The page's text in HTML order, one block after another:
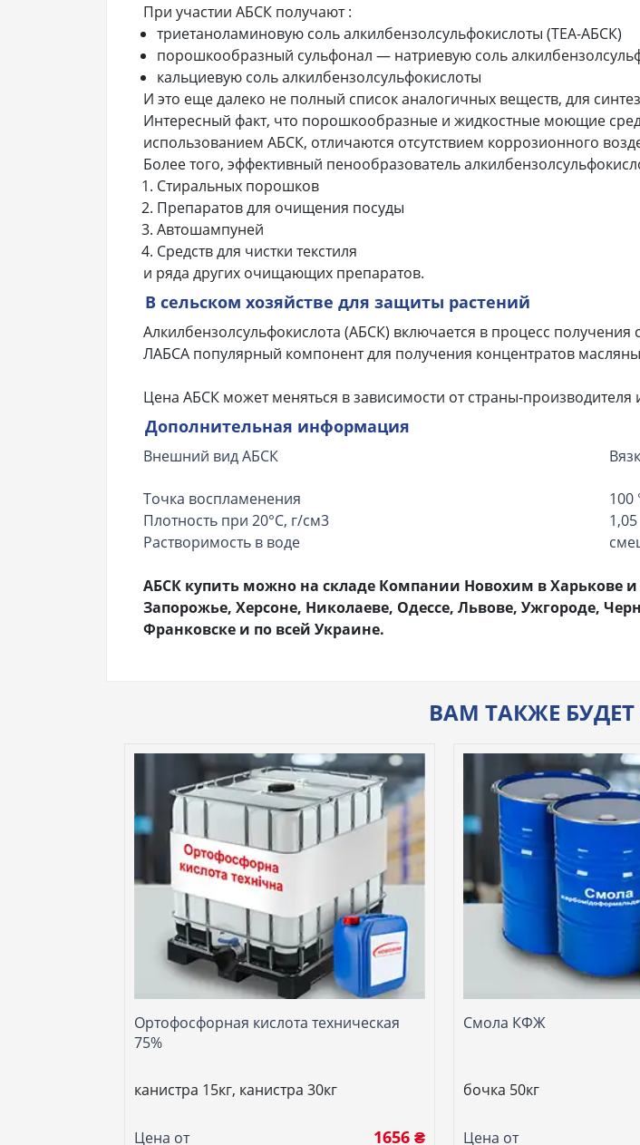
При участии АБСК получают :
триетаноламиновую соль алкилбензолсульфокислоты (ТЕА-АБСК)
порошкообразный сульфонал — натриевую соль
кальциевую соль алкилбензолсульфокислоты
И это еще далеко не полный список аналогичных веществ, для
Интересный факт, что порошкообразные и жидкостные моющие
использованием АБСК, отличаются отсутствием коррозионного
Более того, эффективный пенообразователь
Стиральных порошков
Препаратов для очищения посуды
Автошампуней
Средств для чистки текстиля
и ряда других очищающих препаратов.
В сельском хозяйстве для защиты растений
Алкилбензолсульфокислота (АБСК) включается в процесс получения
ЛАБСА популярный компонент для получения концентратов
Цена АБСК может меняться в зависимости от страны-производителя
Дополнительная информация
Внешний вид АБСК
Точка воспламенения
100
Плотность при 20°C, г/см3
1,05
Растворимость в воде
АБСК купить можно на складе Компании Новохим в Харькове и
Запорожье, Херсоне, Николаеве, Одессе, Львове, Ужгороде,
Франковске и по всей Украине.
ВАМ ТАКЖЕ
Ортофосфорная кислота техническая
75%
канистра 15кг, канистра 30кг
Цена от 1656 ₴
Смола КФЖ
бочка 50кг
Цена от